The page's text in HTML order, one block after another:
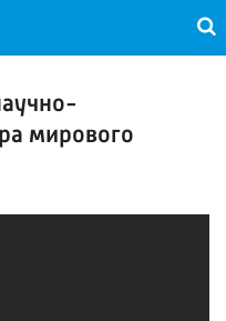
мирового